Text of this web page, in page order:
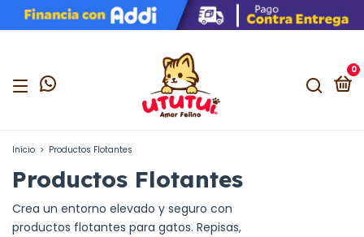
0
Inicio > Productos Flotantes
Productos Flotantes
Crea un entorno elevado y seguro con
productos flotantes para gatos. Repisas,